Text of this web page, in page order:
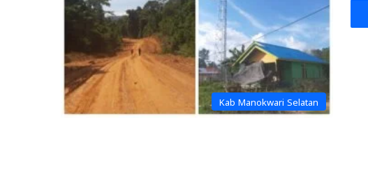
Kab Manokwari Selatan